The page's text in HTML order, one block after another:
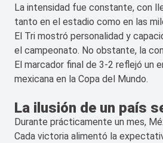
La intensidad fue constante, con
tanto en el estadio como en las
El Tri mostró personalidad y
el campeonato. No obstante, la
El marcador final de 3-2 reflejó un
mexicana en la Copa del Mundo.
La ilusión de un país
Durante prácticamente un mes,
Cada victoria alimentó la